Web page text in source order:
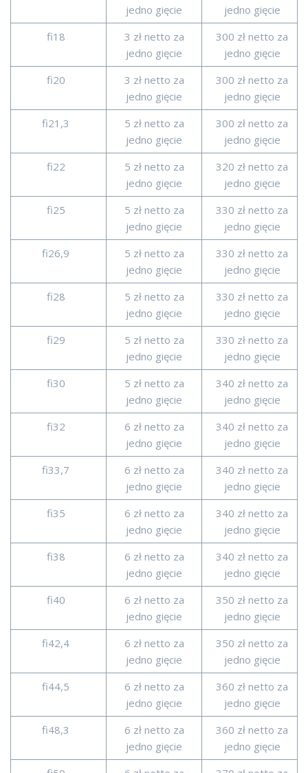
jedno gięcie
jedno gięcie
fi18
3 zł netto za
jedno gięcie
300 zł netto za
jedno gięcie
fi20
3 zł netto za
jedno gięcie
300 zł netto za
jedno gięcie
fi21,3
5 zł netto za
jedno gięcie
300 zł netto za
jedno gięcie
fi22
5 zł netto za
jedno gięcie
320 zł netto za
jedno gięcie
fi25
5 zł netto za
jedno gięcie
330 zł netto za
jedno gięcie
fi26,9
5 zł netto za
jedno gięcie
330 zł netto za
jedno gięcie
fi28
5 zł netto za
jedno gięcie
330 zł netto za
jedno gięcie
fi29
5 zł netto za
jedno gięcie
330 zł netto za
jedno gięcie
fi30
5 zł netto za
jedno gięcie
340 zł netto za
jedno gięcie
fi32
6 zł netto za
jedno gięcie
340 zł netto za
jedno gięcie
fi33,7
6 zł netto za
jedno gięcie
340 zł netto za
jedno gięcie
fi35
6 zł netto za
jedno gięcie
340 zł netto za
jedno gięcie
fi38
6 zł netto za
jedno gięcie
340 zł netto za
jedno gięcie
fi40
6 zł netto za
jedno gięcie
350 zł netto za
jedno gięcie
fi42,4
6 zł netto za
jedno gięcie
350 zł netto za
jedno gięcie
fi44,5
6 zł netto za
jedno gięcie
360 zł netto za
jedno gięcie
fi48,3
6 zł netto za
jedno gięcie
360 zł netto za
jedno gięcie